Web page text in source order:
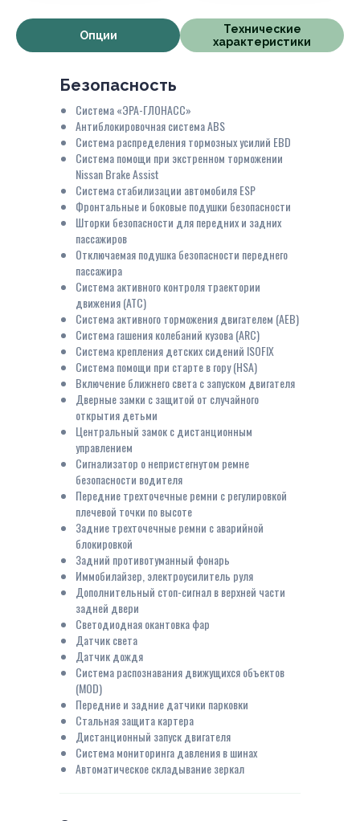
Опции
Технические
характеристики
Безопасность
Система «ЭРА-ГЛОНАСС»
Антиблокировочная система ABS
Система распределения тормозных усилий EBD
Система помощи при экстренном торможении
Nissan Brake Assist
Система стабилизации автомобиля ESP
Фронтальные и боковые подушки безопасности
Шторки безопасности для передних и задних
пассажиров
Отключаемая подушка безопасности переднего
пассажира
Система активного контроля траектории
движения (АТС)
Система активного торможения двигателем (АЕВ)
Система гашения колебаний кузова (ARC)
Система крепления детских сидений ISOFIX
Система помощи при старте в гору (HSA)
Включение ближнего света с запуском двигателя
Дверные замки с защитой от случайного
открытия детьми
Центральный замок с дистанционным
управлением
Сигнализатор о непристегнутом ремне
безопасности водителя
Передние трехточечные ремни с регулировкой
плечевой точки по высоте
Задние трехточечные ремни с аварийной
блокировкой
Задний противотуманный фонарь
Иммобилайзер, электроусилитель руля
Дополнительный стоп-сигнал в верхней части
задней двери
Светодиодная окантовка фар
Датчик света
Датчик дождя
Система распознавания движущихся объектов
(MOD)
Передние и задние датчики парковки
Стальная защита картера
Дистанционный запуск двигателя
Система мониторинга давления в шинах
Автоматическое складывание зеркал